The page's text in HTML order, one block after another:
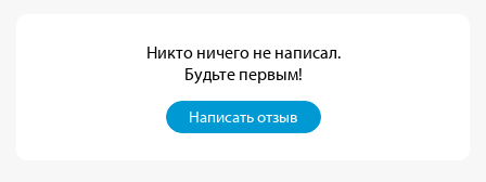
Никто ничего не написал.
Будьте первым!
Написать отзыв